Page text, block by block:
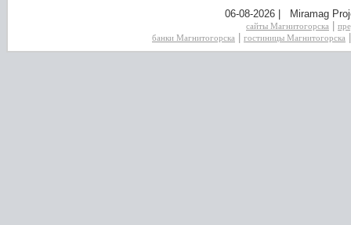
06-08-2026 | Miramag
сайты Магнитогорска
банки Магнитогорска
гостиницы Магнитогорска